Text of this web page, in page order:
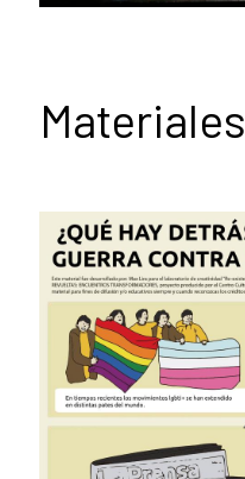
Materiales